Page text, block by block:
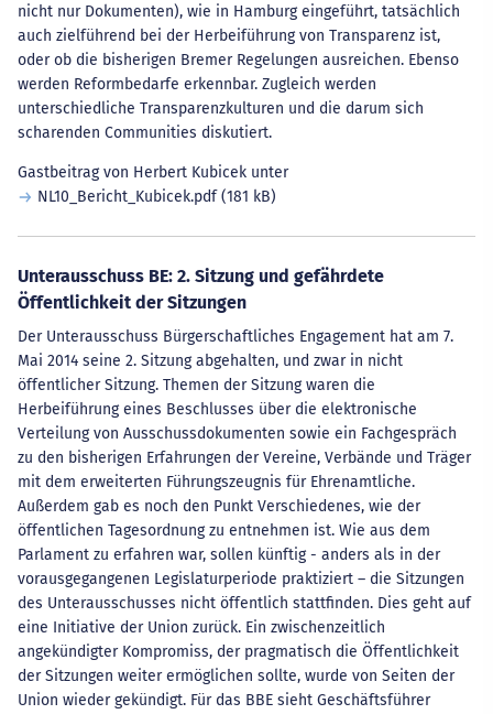
nicht nur Dokumenten), wie in Hamburg eingeführt, tatsächlich
auch zielführend bei der Herbeiführung von Transparenz ist,
oder ob die bisherigen Bremer Regelungen ausreichen. Ebenso
werden Reformbedarfe erkennbar. Zugleich werden
unterschiedliche Transparenzkulturen und die darum sich
scharenden Communities diskutiert.
Gastbeitrag von Herbert Kubicek unter
NL10_Bericht_Kubicek.pdf(181 kB)
Unterausschuss BE: 2. Sitzung und gefährdete
Öffentlichkeit der Sitzungen
Der Unterausschuss Bürgerschaftliches Engagement hat am 7.
Mai 2014 seine 2. Sitzung abgehalten, und zwar in nicht
öffentlicher Sitzung. Themen der Sitzung waren die
Herbeiführung eines Beschlusses über die elektronische
Verteilung von Ausschussdokumenten sowie ein Fachgespräch
zu den bisherigen Erfahrungen der Vereine, Verbände und Träger
mit dem erweiterten Führungszeugnis für Ehrenamtliche.
Außerdem gab es noch den Punkt Verschiedenes, wie der
öffentlichen Tagesordnung zu entnehmen ist. Wie aus dem
Parlament zu erfahren war, sollen künftig - anders als in der
vorausgegangenen Legislaturperiode praktiziert – die Sitzungen
des Unterausschusses nicht öffentlich stattfinden. Dies geht auf
eine Initiative der Union zurück. Ein zwischenzeitlich
angekündigter Kompromiss, der pragmatisch die Öffentlichkeit
der Sitzungen weiter ermöglichen sollte, wurde von Seiten der
Union wieder gekündigt. Für das BBE sieht Geschäftsführer